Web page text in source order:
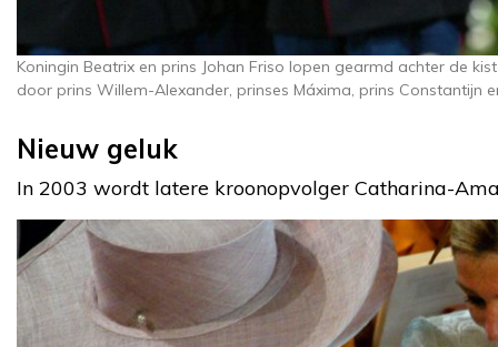
Koningin Beatrix en prins Johan Friso lopen gearmd achter de
door prins Willem-Alexander, prinses Máxima, prins Constantijn
Nieuw geluk
In 2003 wordt latere kroonopvolger Catharina-